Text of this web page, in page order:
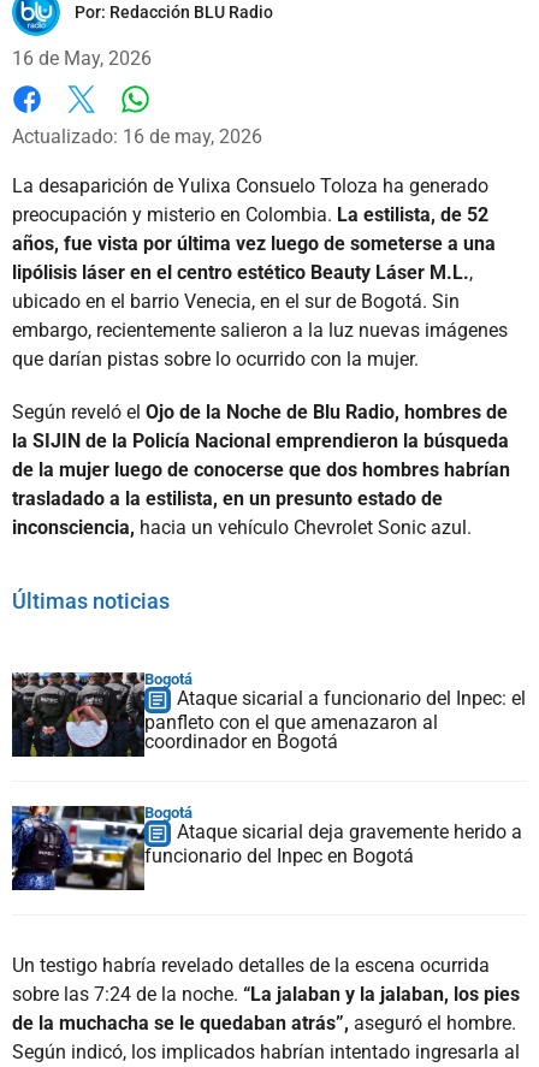
Por: Redacción BLU Radio
16 de May, 2026
Facebook
X
Actualizado: 16 de may, 2026
La desaparición de Yulixa Consuelo Toloza ha generado
preocupación y misterio en Colombia. La estilista, de 52
años, fue vista por última vez luego de someterse a una
lipólisis láser en el centro estético Beauty Láser M.L.,
ubicado en el barrio Venecia, en el sur de Bogotá. Sin
embargo, recientemente salieron a la luz nuevas imágenes
que darían pistas sobre lo ocurrido con la mujer.
Según reveló el Ojo de la Noche de Blu Radio, hombres de
la SIJIN de la Policía Nacional emprendieron la búsqueda
de la mujer luego de conocerse que dos hombres habrían
trasladado a la estilista, en un presunto estado de
inconsciencia, hacia un vehículo Chevrolet Sonic azul.
Últimas noticias
Bogotá
Ataque sicarial a funcionario del Inpec: el
panfleto con el que amenazaron al
coordinador en Bogotá
Bogotá
Ataque sicarial deja gravemente herido a
funcionario del Inpec en Bogotá
Un testigo habría revelado detalles de la escena ocurrida
sobre las 7:24 de la noche. “La jalaban y la jalaban, los pies
de la muchacha se le quedaban atrás”, aseguró el hombre.
Según indicó, los implicados habrían intentado ingresarla al